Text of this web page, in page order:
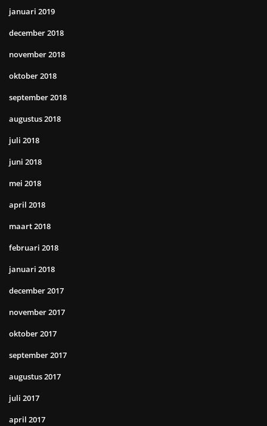
januari 2019
december 2018
november 2018
oktober 2018
september 2018
augustus 2018
juli 2018
juni 2018
mei 2018
april 2018
maart 2018
februari 2018
januari 2018
december 2017
november 2017
oktober 2017
september 2017
augustus 2017
juli 2017
april 2017